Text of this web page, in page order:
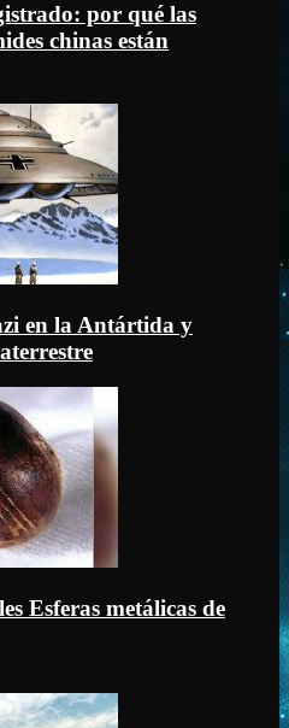
por qué las
chinas están
en la Antártida y
Esferas metálicas de